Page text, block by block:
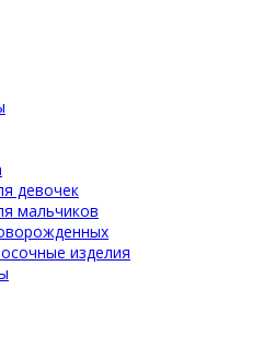
девочек
мальчиков
изделия